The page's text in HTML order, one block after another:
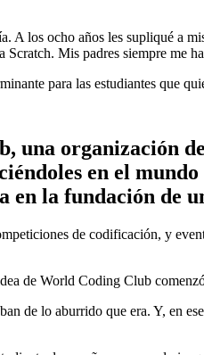
A los ocho años les supliqué a
Mis padres siempre me
para las estudiantes que
una organización
en el
la fundación de
de codificación, y
de World Coding Club
de lo aburrido que era. Y, en